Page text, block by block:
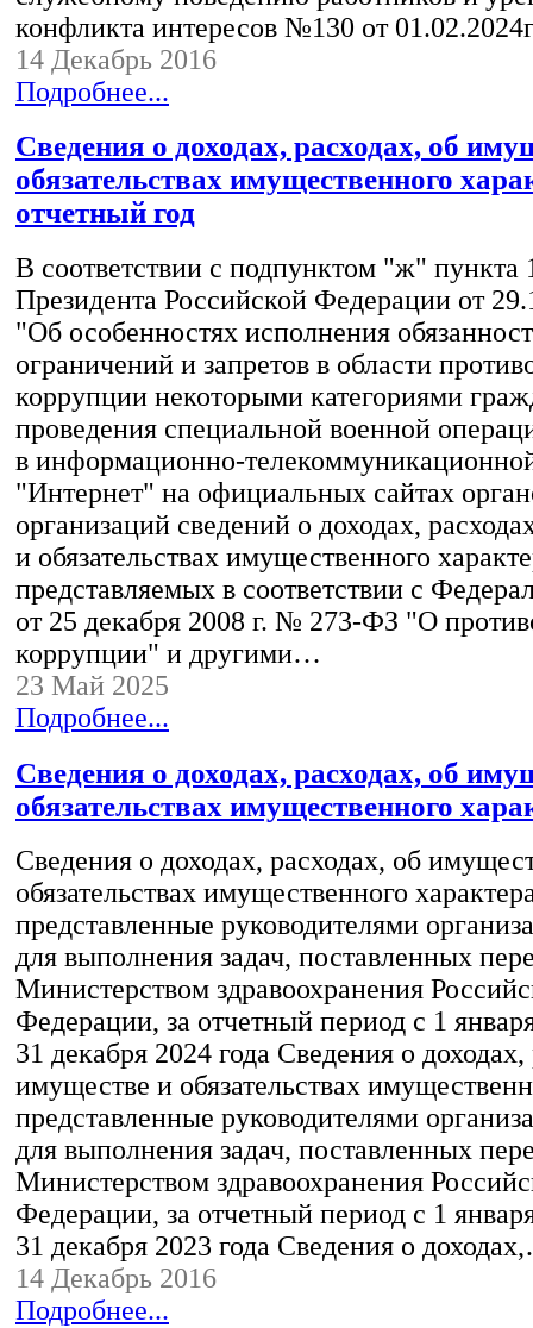
конфликта интересов №130 от
14 Декабрь 2016
Подробнее...
Сведения о доходах, расходах, об
обязательствах имущественного
отчетный год
В соответствии с подпунктом "ж" пункта
Президента Российской Федерации от
"Об особенностях исполнения
ограничений и запретов в области
коррупции некоторыми категориями
проведения специальной военной
в информационно-
"Интернет" на официальных сайтах
организаций сведений о доходах,
и обязательствах имущественного
представляемых в соответствии с
от 25 декабря 2008 г. № 273-ФЗ "О
коррупции" и другими…
23 Май 2025
Подробнее...
Сведения о доходах, расходах, об
обязательствах имущественного
Сведения о доходах, расходах, об
обязательствах имущественного
представленные руководителями
для выполнения задач, поставленных
Министерством здравоохранения
Федерации, за отчетный период с 1
31 декабря 2024 года Сведения о доходах,
имуществе и обязательствах
представленные руководителями
для выполнения задач, поставленных
Министерством здравоохранения
Федерации, за отчетный период с 1
31 декабря 2023 года Сведения о
14 Декабрь 2016
Подробнее...